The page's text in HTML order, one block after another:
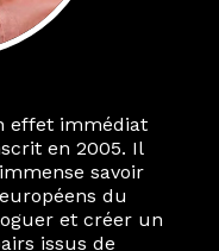
effet immédiat
en 2005. Il
savoir
du
et créer un
issus de
et ma vie
étroitement
du Diplôme
européen
s’est étendu
En quelques